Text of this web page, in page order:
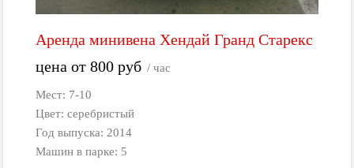
Аренда минивена Хендай Гранд Старекс
цена от 800руб / час
Мест: 7-10
Цвет: серебристый
Год выпуска: 2014
Машин в парке: 5